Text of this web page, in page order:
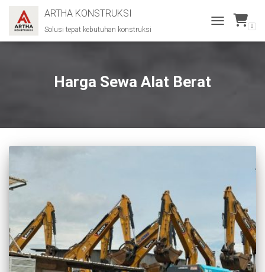
ARTHA KONSTRUKSI
Solusi tepat kebutuhan konstruksi
NAVIGATION
0
Harga Sewa Alat Berat